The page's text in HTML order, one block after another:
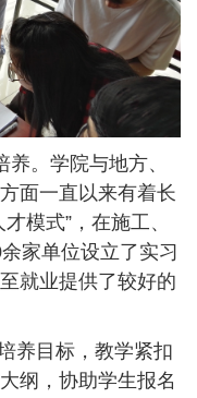
。学院与地方、
面一直以来有着长
模式”，在施工、
家单位设立了实习
就业提供了较好的
养目标，教学紧扣
纲，协助学生报名